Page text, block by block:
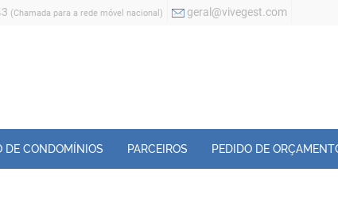
(Chamada para a rede móvel nacional) geral@vivegest.com
DE CONDOMÍNIOS PARCEIROS PEDIDO DE